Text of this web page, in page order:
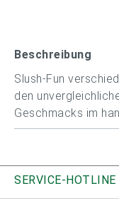
Beschreibung
Slush-Fun
den
Geschmacks im
SERVICE-HOTLINE